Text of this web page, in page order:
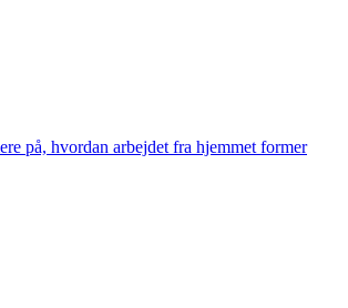
på, hvordan arbejdet fra hjemmet former